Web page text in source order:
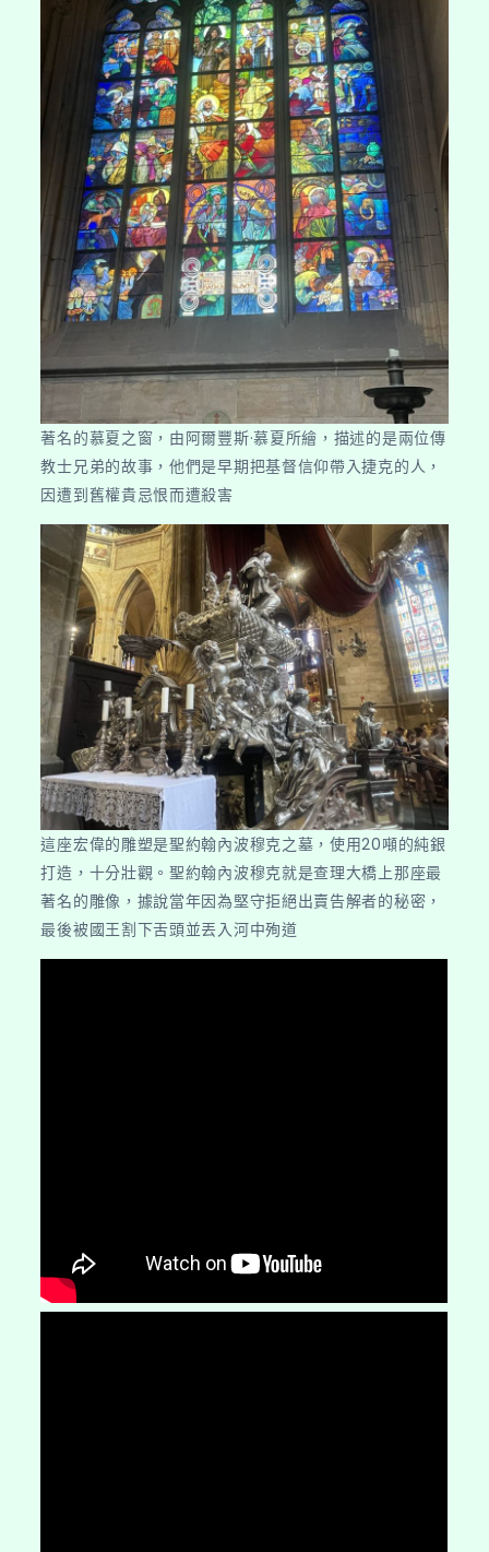
著名的慕夏之窗，由阿爾豐斯·慕夏所繪，描述的是兩位傳
教士兄弟的故事，他們是早期把基督信仰帶入捷克的人，
因遭到舊權貴忌恨而遭殺害
這座宏偉的雕塑是聖約翰內波穆克之墓，使用20噸的純銀
打造，十分壯觀。聖約翰內波穆克就是查理大橋上那座最
著名的雕像，據說當年因為堅守拒絕出賣告解者的秘密，
最後被國王割下舌頭並丟入河中殉道